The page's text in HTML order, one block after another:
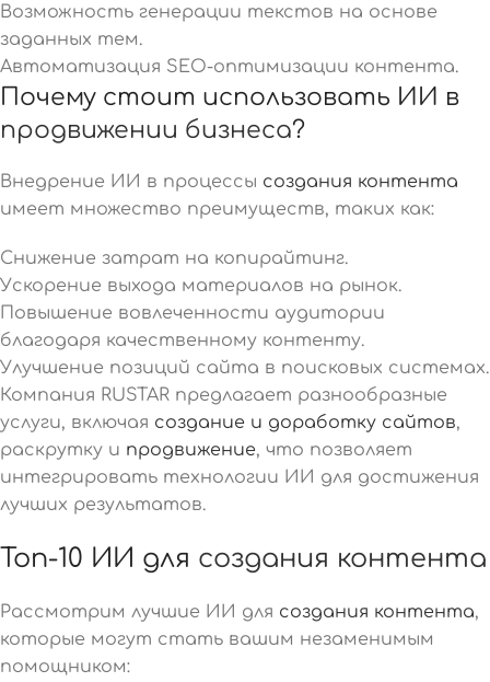
Возможность генерации текстов на основе
заданных тем.
Автоматизация SEO-оптимизации контента.
Почему стоит использовать ИИ в
продвижении бизнеса?
Внедрение ИИ в процессы создания контента
имеет множество преимуществ, таких как:
Снижение затрат на копирайтинг.
Ускорение выхода материалов на рынок.
Повышение вовлеченности аудитории
благодаря качественному контенту.
Улучшение позиций сайта в поисковых системах.
Компания RUSTAR предлагает разнообразные
услуги, включая создание и доработку сайтов,
раскрутку и продвижение, что позволяет
интегрировать технологии ИИ для достижения
лучших результатов.
Топ-10 ИИ для создания контента
Рассмотрим лучшие ИИ для создания контента,
которые могут стать вашим незаменимым
помощником: